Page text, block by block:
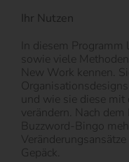
Ihr Nutzen
In diesem
sowie viele
New Work kennen.
und wie sie diese mit
verändern. Nach dem
Buzzword-Bingo
Gepäck.